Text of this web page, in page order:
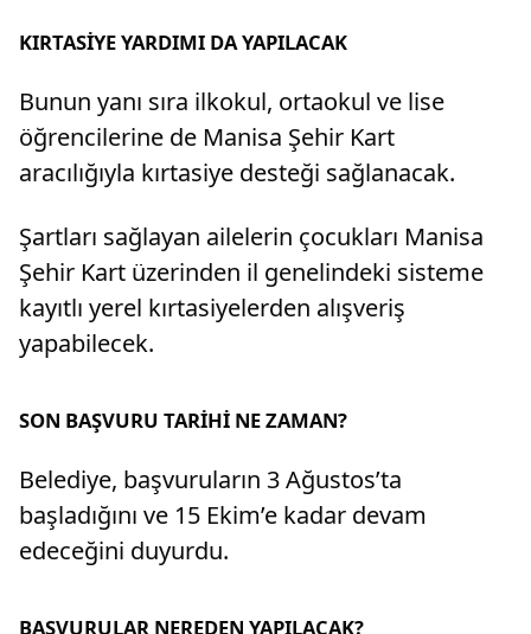
KIRTASİYE YARDIMI DA YAPILACAK
Bunun yanı sıra ilkokul, ortaokul ve lise
öğrencilerine de Manisa Şehir Kart
aracılığıyla kırtasiye desteği sağlanacak.
Şartları sağlayan ailelerin çocukları Manisa
Şehir Kart üzerinden il genelindeki sisteme
kayıtlı yerel kırtasiyelerden alışveriş
yapabilecek.
SON BAŞVURU TARİHİ NE ZAMAN?
Belediye, başvuruların 3 Ağustos’ta
başladığını ve 15 Ekim’e kadar devam
edeceğini duyurdu.
BAŞVURULAR NEREDEN YAPILACAK?